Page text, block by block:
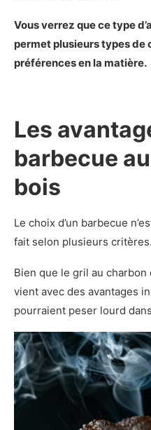
Vous verrez que ce type
permet plusieurs types de
préférences en la matière.
Les
barbecue
bois
Le choix d’un barbecue
fait selon plusieurs critères.
Bien que le gril au
vient avec des avantages
pourraient peser lourd